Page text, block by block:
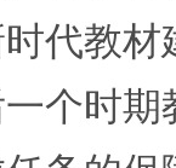
代教
个时